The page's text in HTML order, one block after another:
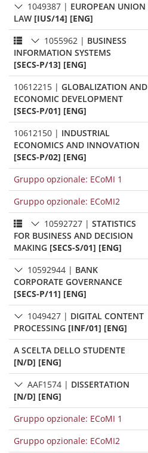
1049387 | EUROPEAN UNION
LAW [IUS/14] [ENG]
1055962 | BUSINESS
INFORMATION SYSTEMS
[SECS-P/13] [ENG]
10612215 | GLOBALIZATION AND
ECONOMIC DEVELOPMENT
[SECS-P/01] [ENG]
10612150 | INDUSTRIAL
ECONOMICS AND INNOVATION
[SECS-P/02] [ENG]
Gruppo opzionale: ECoMI 1
Gruppo opzionale: ECoMI2
10592727 | STATISTICS
FOR BUSINESS AND DECISION
MAKING [SECS-S/01] [ENG]
10592944 | BANK
CORPORATE GOVERNANCE
[SECS-P/11] [ENG]
1049427 | DIGITAL CONTENT
PROCESSING [INF/01] [ENG]
A SCELTA DELLO STUDENTE
[N/D] [ENG]
AAF1574 | DISSERTATION
[N/D] [ENG]
Gruppo opzionale: ECoMI 1
Gruppo opzionale: ECoMI2